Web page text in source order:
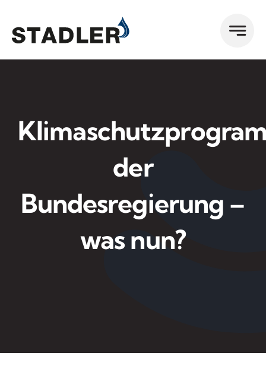
Inhalt
springen
der
Bundesregierung –
was nun?